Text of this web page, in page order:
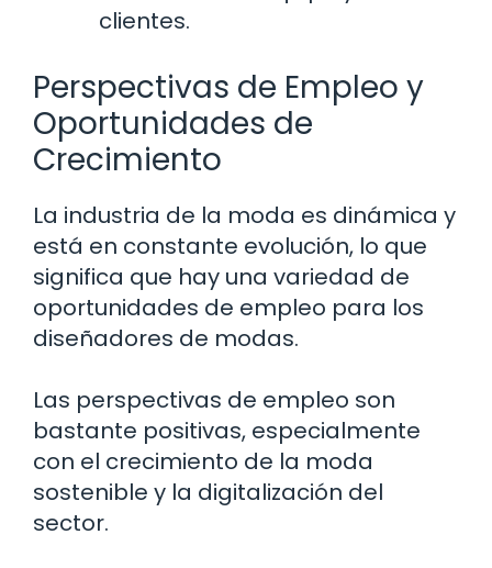
clientes.
Perspectivas de Empleo y
Oportunidades de
Crecimiento
La industria de la moda es dinámica y
está en constante evolución, lo que
significa que hay una variedad de
oportunidades de empleo para los
diseñadores de modas.
Las perspectivas de empleo son
bastante positivas, especialmente
con el crecimiento de la moda
sostenible y la digitalización del
sector.